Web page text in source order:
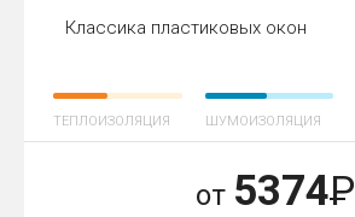
Классика пластиковых окон
ТЕПЛОИЗОЛЯЦИЯ ШУМОИЗОЛЯЦИЯ
от 5374Р